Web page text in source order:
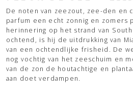
De noten van zeezout, zee-den en
parfum een echt zonnig en zomers
herinnering op het strand van
ochtend, is hij de uitdrukking van
van een ochtendlijke frisheid. De
nog vochtig van het zeeschuim en
van de zon de houtachtige en
aan doet verdampen.